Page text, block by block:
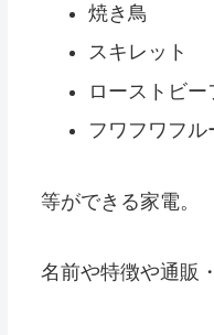
焼き鳥
スキレット
ローストビー
フワフワフル
等ができる家電。
名前や特徴や通販